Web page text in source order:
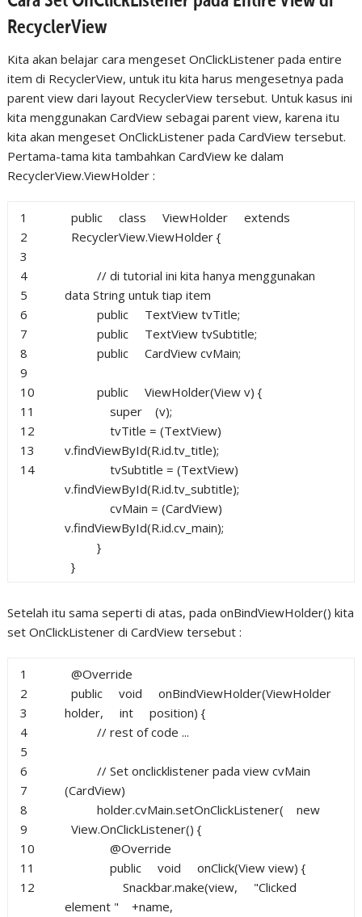
RecyclerView
Kita akan belajar cara mengeset OnClickListener pada entire
item di RecyclerView, untuk itu kita harus mengesetnya pada
parent view dari layout RecyclerView tersebut. Untuk kasus ini
kita menggunakan CardView sebagai parent view, karena itu
kita akan mengeset OnClickListener pada CardView tersebut.
Pertama-tama kita tambahkan CardView ke dalam
RecyclerView.ViewHolder :
1
2
3
4
5
6
7
8
9
10
11
12
13
14
public class ViewHolder
extends
RecyclerView.ViewHolder {
// di tutorial ini kita hanya menggunakan
data String untuk tiap item
public
TextView tvTitle;
public
TextView tvSubtitle;
public
CardView cvMain;
public
ViewHolder(View v) {
super
(v);
tvTitle = (TextView)
v.findViewById(R.id.tv_title);
tvSubtitle = (TextView)
v.findViewById(R.id.tv_subtitle);
cvMain = (CardView)
v.findViewById(R.id.cv_main);
}
}
Setelah itu sama seperti di atas, pada onBindViewHolder() kita
set OnClickListener di CardView tersebut :
1
2
3
4
5
6
7
8
9
10
11
12
@Override
public
void
onBindViewHolder(ViewHolder
holder,
int
position) {
// rest of code ...
// Set onclicklistener pada view cvMain
(CardView)
holder.cvMain.setOnClickListener(
new
View.OnClickListener() {
@Override
public
void
onClick(View view) {
Snackbar.make(view,
"Clicked
element "
+name,